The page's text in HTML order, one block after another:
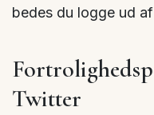
bedes du logge ud
Twitter